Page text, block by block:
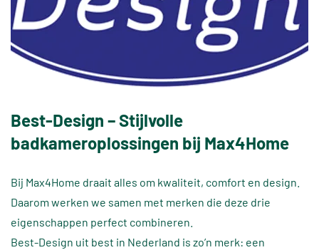
Best-Design – Stijlvolle
badkameroplossingen bij Max4Home
Bij Max4Home draait alles om kwaliteit, comfort en design.
Daarom werken we samen met merken die deze drie
eigenschappen perfect combineren.
Best-Design uit best in Nederland is zo’n merk: een